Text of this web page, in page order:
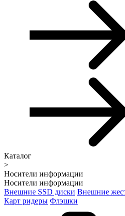
Каталог
>
Носители информации
Носители информации
Внешние SSD диски Внешние
Карт ридеры Флэшки